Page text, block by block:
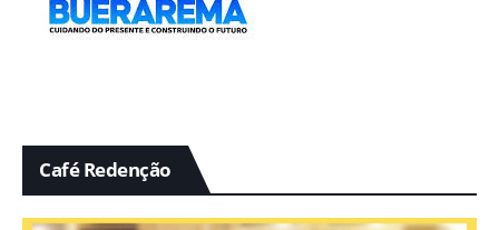
Café Redenção